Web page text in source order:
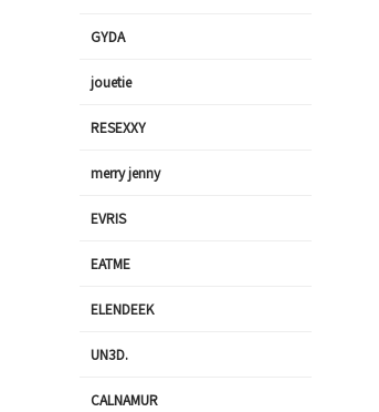
GYDA
jouetie
RESEXXY
merry jenny
EVRIS
EATME
ELENDEEK
UN3D.
CALNAMUR